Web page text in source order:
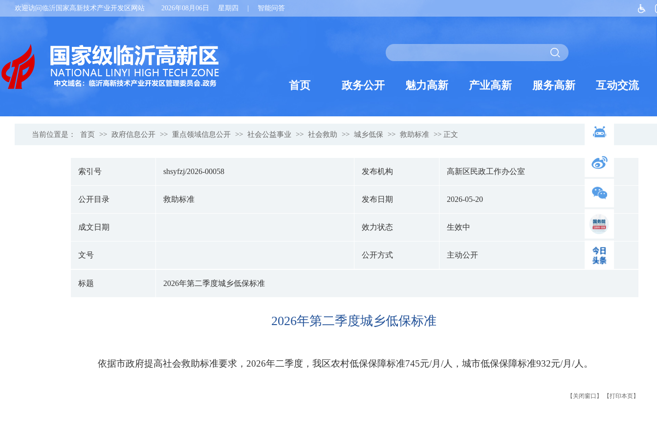
欢迎访问临沂国家高新技术产业开发区网站 2026年08月06日 星期四 智能问答
首页 政务公开 魅力高新 产业高新 服务高新 互动交流
当前位置是： 首页 >> 政府信息公开 >> 重点领域信息公开 >> 社会公益事业 >> 社会救助 >> 城乡低保 >> 救助标准 >> 正文
索引号 shsyfzj/2026-00058 发布机构 高新区民政工作办公室
公开目录 救助标准 发布日期 2026-05-20
成文日期 效力状态 生效中
文号 公开方式 主动公开
标题 2026年第二季度城乡低保标准
2026年第二季度城乡低保标准
依据市政府提高社会救助标准要求，2026年二季度，我区农村低保保障标准745元/月/人，城市低保保障标准932元/月/人。
【关闭窗口】 【打印本页】